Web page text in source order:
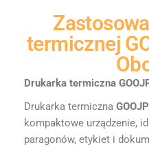
termicznej
Drukarka termiczna
Drukarka termiczna
kompaktowe urządzenie,
paragonów, etykiet i